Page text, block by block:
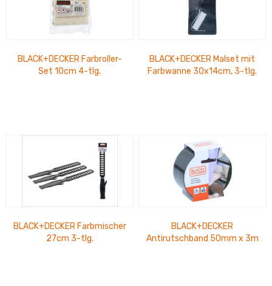
BLACK+DECKER Farbroller-
Set 10cm 4-tlg.
BLACK+DECKER Malset mit
Farbwanne 30x14cm, 3-tlg.
BLACK+DECKER Farbmischer
27cm 3-tlg.
BLACK+DECKER
Antirutschband 50mm x 3m